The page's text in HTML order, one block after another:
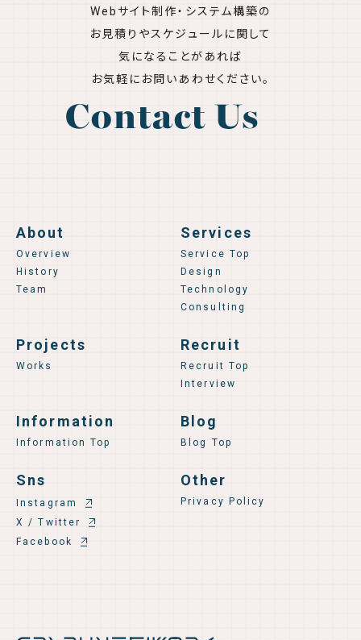
Webサイト制作・システム構築の
お見積りやスケジュールに関して
気になることがあれば
お気軽にお問いあわせください。
Contact Us
About
Overview
History
Team
Services
Service Top
Design
Technology
Consulting
Projects
Works
Recruit
Recruit Top
Interview
Information
Information Top
Blog
Blog Top
Sns
Instagram
X / Twitter
Facebook
Other
Privacy Policy